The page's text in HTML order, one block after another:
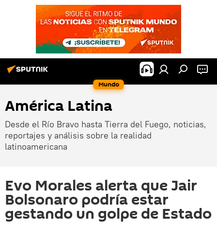
Mundo
América Latina
Desde el Río Bravo hasta Tierra del Fuego, noticias,
reportajes y análisis sobre la realidad
latinoamericana
Evo Morales alerta que Jair
Bolsonaro podría estar
gestando un golpe de Estado